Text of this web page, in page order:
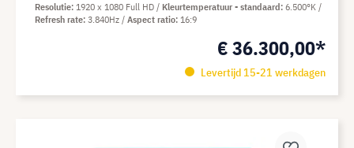
€ 36.300,00*
Levertijd 15-21 werkdagen
Resolutie 1920 x 1080 Full HD Kleurtemperatuur - standaard 6.500°K
Refresh rate 3.840Hz Aspect ratio 16:9